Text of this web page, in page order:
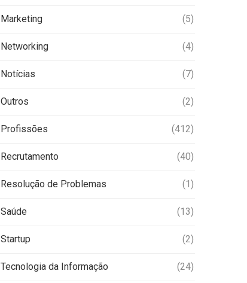
Marketing (5)
Networking (4)
Notícias (7)
Outros (2)
Profissões (412)
Recrutamento (40)
Resolução de Problemas (1)
Saúde (13)
Startup (2)
Tecnologia da Informação (24)